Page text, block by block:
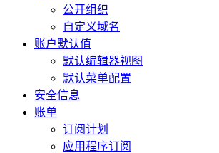
公开组织
自定义域名
账户默认值
默认编辑器视图
默认菜单配置
安全信息
账单
订阅计划
应用程序订阅